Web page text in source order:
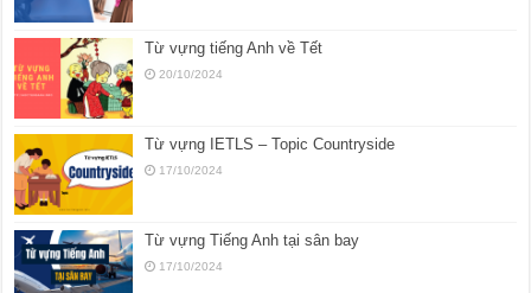
Từ vựng tiếng Anh về Tết
20/10/2024
Từ vựng IETLS – Topic Countryside
17/10/2024
Từ vựng Tiếng Anh tại sân bay
17/10/2024